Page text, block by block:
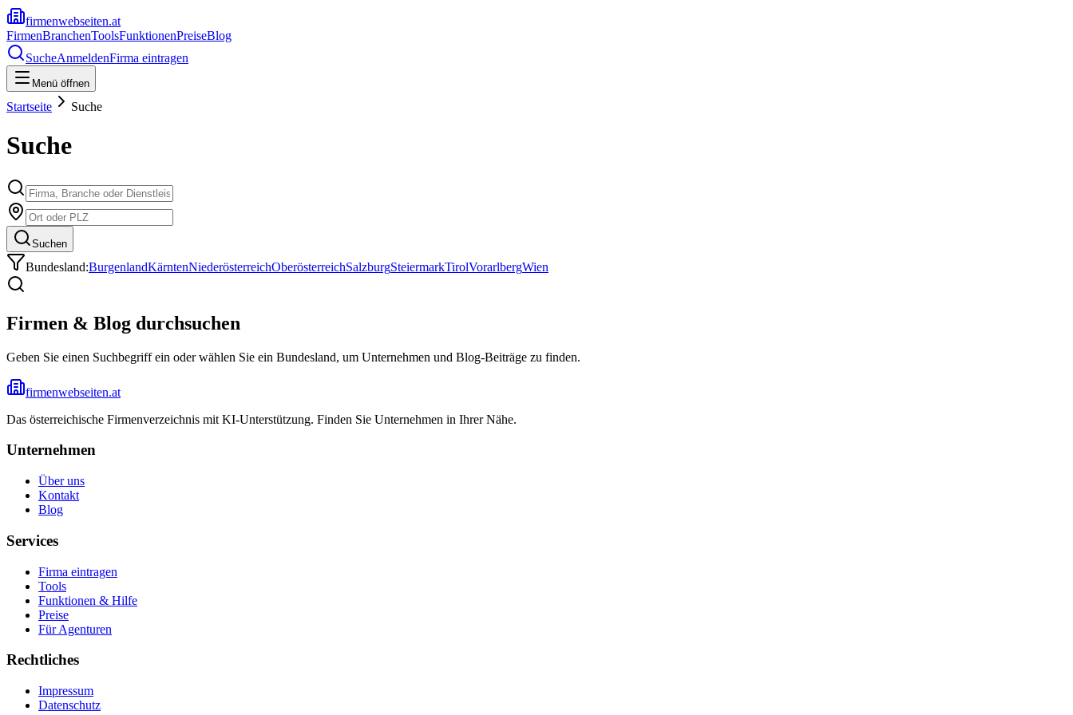
firmenwebseiten.at
FirmenBranchenToolsFunktionenPreiseBlog
SucheAnmeldenFirma eintragen
Menü öffnen
Startseite Suche
Suche
Suchen
Bundesland:BurgenlandKärntenNiederösterreichOberösterreichSalzburgSteiermarkTirolVorarlbergWien
Firmen & Blog durchsuchen
Geben Sie einen Suchbegriff ein oder wählen Sie ein Bundesland, um Unternehmen und Blog-Beiträge zu finden.
firmenwebseiten.at
Das österreichische Firmenverzeichnis mit KI-Unterstützung. Finden Sie Unternehmen in Ihrer Nähe.
Unternehmen
Über uns
Kontakt
Blog
Services
Firma eintragen
Tools
Funktionen & Hilfe
Preise
Für Agenturen
Rechtliches
Impressum
Datenschutz